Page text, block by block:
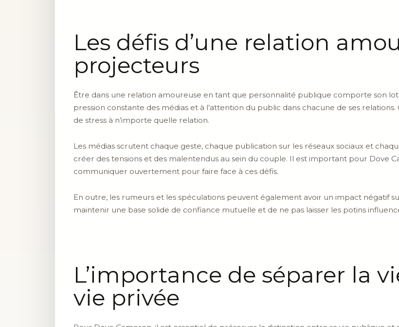
Les défis d’une relation
projecteurs
Être dans une relation amoureuse en tant que personnalité publique comporte son
pression constante des médias et à l’attention du public dans chacune de ses
de stress à n’importe quelle relation.
Les médias scrutent chaque geste, chaque publication sur les réseaux sociaux et
créer des tensions et des malentendus au sein du couple. Il est important pour Dove
communiquer ouvertement pour faire face à ces défis.
En outre, les rumeurs et les spéculations peuvent également avoir un impact négatif
maintenir une base solide de confiance mutuelle et de ne pas laisser les potins
L’importance de séparer la
vie privée